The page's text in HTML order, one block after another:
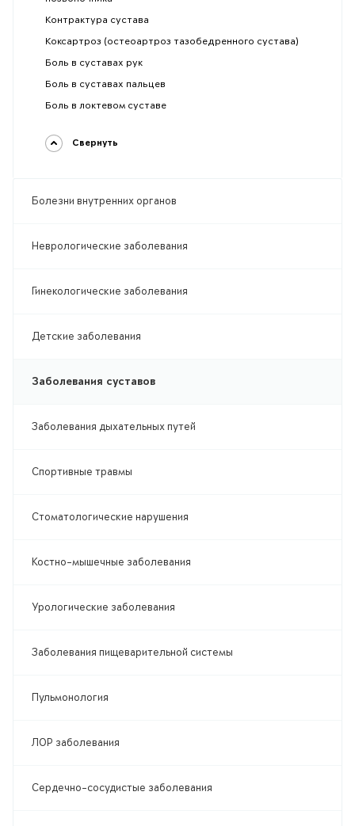
Контрактура сустава
Коксартроз (остеоартроз тазобедренного сустава)
Боль в суставах рук
Боль в суставах пальцев
Боль в локтевом суставе
Свернуть
Болезни внутренних органов
Неврологические заболевания
Гинекологические заболевания
Детские заболевания
Заболевания суставов
Заболевания дыхательных путей
Спортивные травмы
Стоматологические нарушения
Костно-мышечные заболевания
Урологические заболевания
Заболевания пищеварительной системы
Пульмонология
ЛОР заболевания
Сердечно-сосудистые заболевания